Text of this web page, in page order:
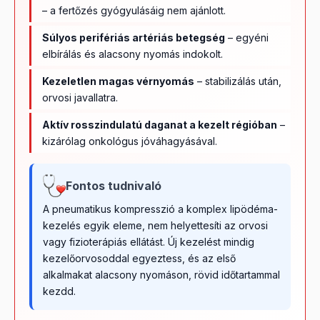
– a fertőzés gyógyulásáig nem ajánlott.
Súlyos perifériás artériás betegség – egyéni
elbírálás és alacsony nyomás indokolt.
Kezeletlen magas vérnyomás – stabilizálás után,
orvosi javallatra.
Aktív rosszindulatú daganat a kezelt régióban –
kizárólag onkológus jóváhagyásával.
Fontos tudnivaló
A pneumatikus kompresszió a komplex lipödéma-
kezelés egyik eleme, nem helyettesíti az orvosi
vagy fizioterápiás ellátást. Új kezelést mindig
kezelőorvosoddal egyeztess, és az első
alkalmakat alacsony nyomáson, rövid időtartammal
kezdd.